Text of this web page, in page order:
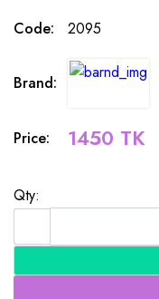
Code: 2095
Brand:
Price: 1450 TK
Qty: